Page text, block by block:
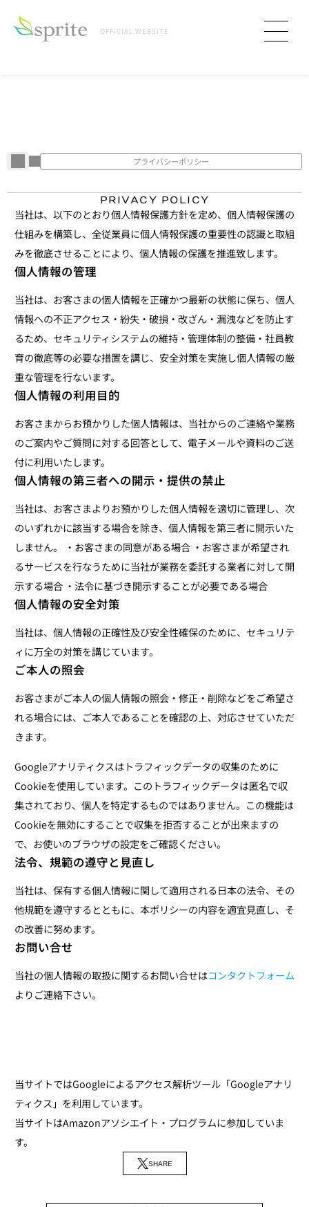
OFFICIAL WEBSITE
プライバシーポリシー
PRIVACY POLICY
当社は、以下のとおり個人情報保護方針を定め、個人情報保護の
仕組みを構築し、全従業員に個人情報保護の重要性の認識と取組
みを徹底させることにより、個人情報の保護を推進致します。
個人情報の管理
当社は、お客さまの個人情報を正確かつ最新の状態に保ち、個人
情報への不正アクセス・紛失・破損・改ざん・漏洩などを防止す
るため、セキュリティシステムの維持・管理体制の整備・社員教
育の徹底等の必要な措置を講じ、安全対策を実施し個人情報の厳
重な管理を行ないます。
個人情報の利用目的
お客さまからお預かりした個人情報は、当社からのご連絡や業務
のご案内やご質問に対する回答として、電子メールや資料のご送
付に利用いたします。
個人情報の第三者への開示・提供の禁止
当社は、お客さまよりお預かりした個人情報を適切に管理し、次
のいずれかに該当する場合を除き、個人情報を第三者に開示いた
しません。 ・お客さまの同意がある場合 ・お客さまが希望され
るサービスを行なうために当社が業務を委託する業者に対して開
示する場合 ・法令に基づき開示することが必要である場合
個人情報の安全対策
当社は、個人情報の正確性及び安全性確保のために、セキュリテ
ィに万全の対策を講じています。
ご本人の照会
お客さまがご本人の個人情報の照会・修正・削除などをご希望さ
れる場合には、ご本人であることを確認の上、対応させていただ
きます。
Googleアナリティクスはトラフィックデータの収集のために
Cookieを使用しています。このトラフィックデータは匿名で収
集されており、個人を特定するものではありません。この機能は
Cookieを無効にすることで収集を拒否することが出来ますの
で、お使いのブラウザの設定をご確認ください。
法令、規範の遵守と見直し
当社は、保有する個人情報に関して適用される日本の法令、その
他規範を遵守するとともに、本ポリシーの内容を適宜見直し、そ
の改善に努めます。
お問い合せ
当社の個人情報の取扱に関するお問い合せはコンタクトフォーム
よりご連絡下さい。
当サイトではGoogleによるアクセス解析ツール「Googleアナリ
ティクス」を利用しています。
当サイトはAmazonアソシエイト・プログラムに参加していま
す。
SHARE